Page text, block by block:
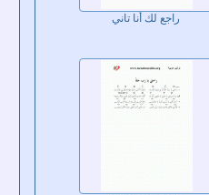
راجع لك أنا تاني